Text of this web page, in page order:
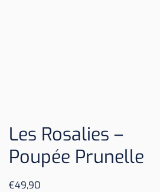
Les Rosalies –
Poupée Prunelle
€49,90